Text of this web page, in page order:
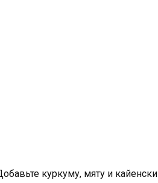
куркуму, мяту и